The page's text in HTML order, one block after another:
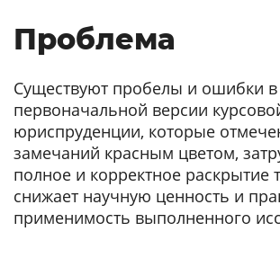
Проблема
Существуют пробелы и ошибки в
первоначальной версии
юриспруденции, которые
замечаний красным цветом,
полное и корректное раскрытие
снижает научную ценность и
применимость выполненного